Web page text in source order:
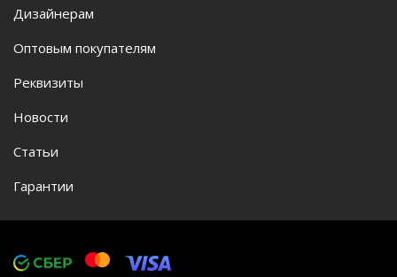
Дизайнерам
Оптовым покупателям
Реквизиты
Новости
Статьи
Гарантии